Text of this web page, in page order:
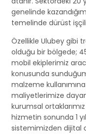
genelinde
temelinde dürüst
Özellikle Ulubey gibi
olduğu bir bölgede;
mobil ekiplerimiz
konusunda
malzeme
maliyetlerimize
kurumsal
hizmetin sonunda 1
sistemimizden dijital